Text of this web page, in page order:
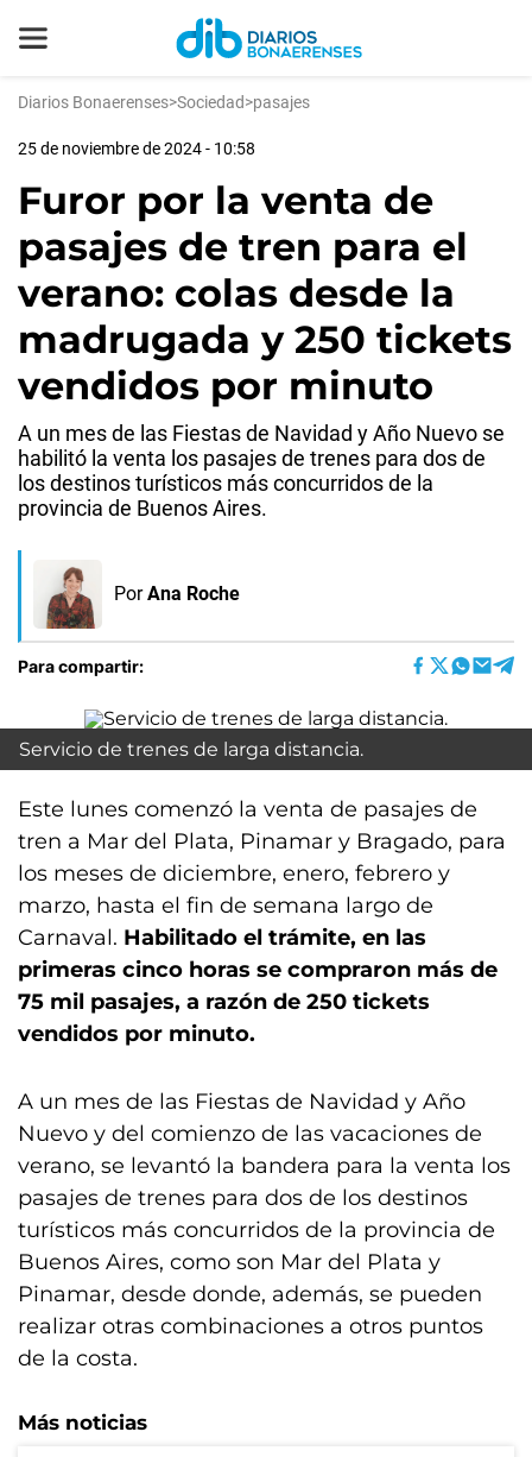
Diarios Bonaerenses>Sociedad>pasajes
25 de noviembre de 2024 - 10:58
Furor por la venta de
pasajes de tren para el
verano: colas desde la
madrugada y 250 tickets
vendidos por minuto
A un mes de las Fiestas de Navidad y Año Nuevo se
habilitó la venta los pasajes de trenes para dos de
los destinos turísticos más concurridos de la
provincia de Buenos Aires.
Por Ana Roche
Para compartir:
Servicio de trenes de larga distancia.
Este lunes comenzó la venta de pasajes de
tren a Mar del Plata, Pinamar y Bragado, para
los meses de diciembre, enero, febrero y
marzo, hasta el fin de semana largo de
Carnaval. Habilitado el trámite, en las
primeras cinco horas se compraron más de
75 mil pasajes, a razón de 250 tickets
vendidos por minuto.
A un mes de las Fiestas de Navidad y Año
Nuevo y del comienzo de las vacaciones de
verano, se levantó la bandera para la venta los
pasajes de trenes para dos de los destinos
turísticos más concurridos de la provincia de
Buenos Aires, como son Mar del Plata y
Pinamar, desde donde, además, se pueden
realizar otras combinaciones a otros puntos
de la costa.
Más noticias